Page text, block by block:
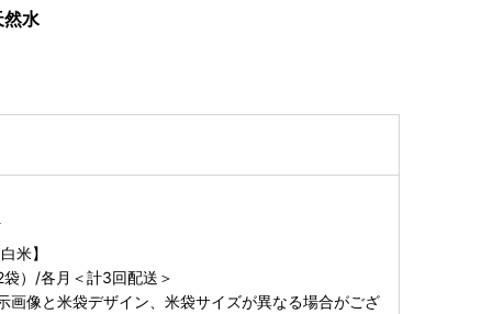
水
米】
）/各月＜計3回配送＞
画像と米袋デザイン、米袋サイズが異なる場合がござ